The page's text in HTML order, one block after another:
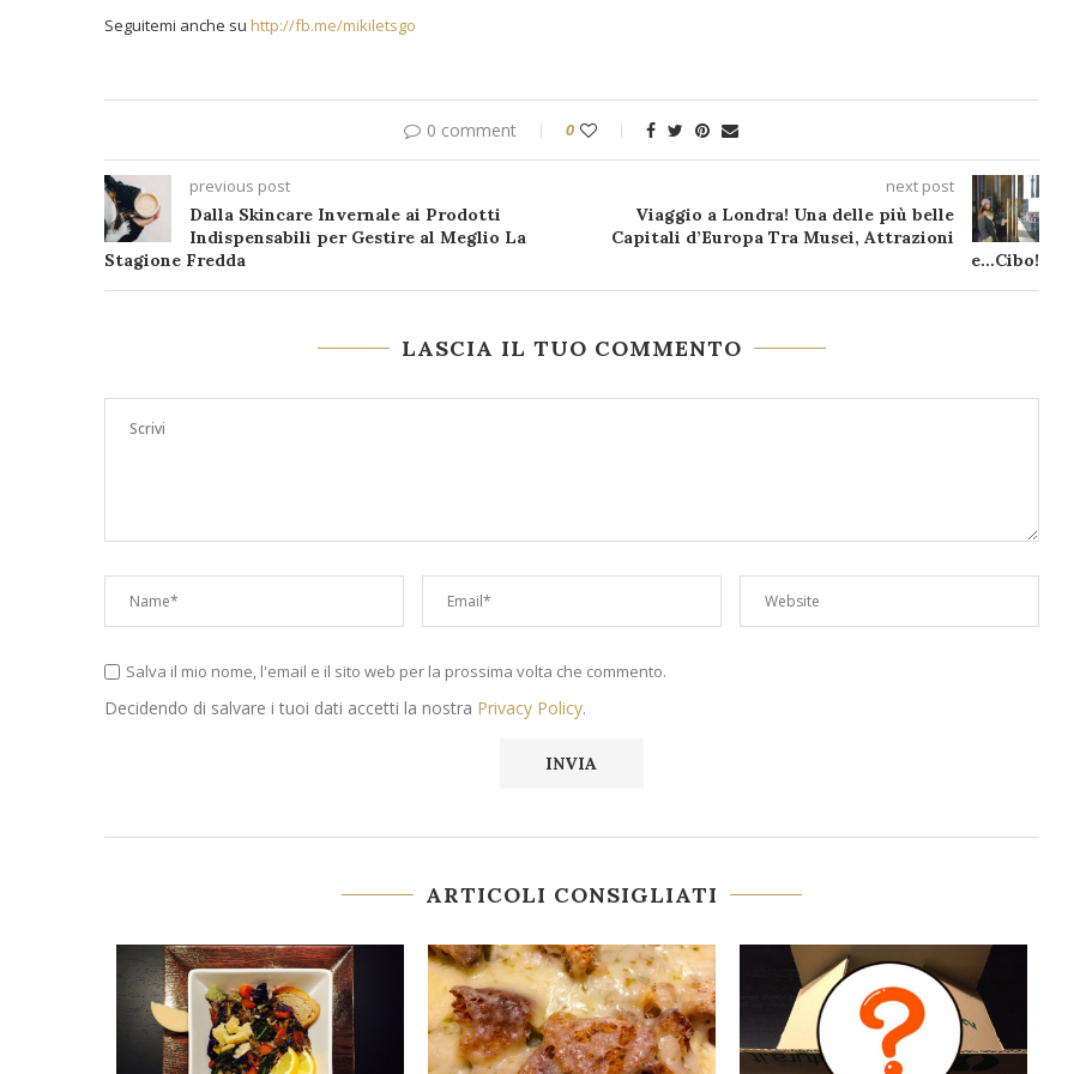
Seguitemi anche su http://fb.me/mikiletsgo
0 comment 0
previous post
Dalla Skincare Invernale ai Prodotti
Indispensabili per Gestire al Meglio La
Stagione Fredda
next post
Viaggio a Londra! Una delle più belle
Capitali d’Europa Tra Musei, Attrazioni
e…Cibo!
LASCIA IL TUO COMMENTO
Salva il mio nome, l'email e il sito web per la prossima volta che commento.
Decidendo di salvare i tuoi dati accetti la nostra Privacy Policy.
ARTICOLI CONSIGLIATI